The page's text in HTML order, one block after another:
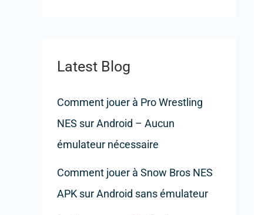
Latest Blog
Comment jouer à Pro Wrestling
NES sur Android – Aucun
émulateur nécessaire
Comment jouer à Snow Bros NES
APK sur Android sans émulateur